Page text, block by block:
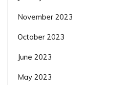
November 2023
October 2023
June 2023
May 2023